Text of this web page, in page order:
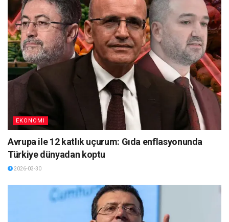
EKONOMI
Avrupa ile 12 katlık uçurum: Gıda enflasyonunda
Türkiye dünyadan koptu
2026-03-30